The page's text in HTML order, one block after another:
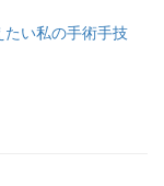
い私の手術手技